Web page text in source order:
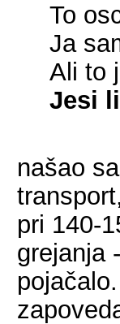
To
Ja
Ali to
Jesi
našao
pri 140-
grejanja